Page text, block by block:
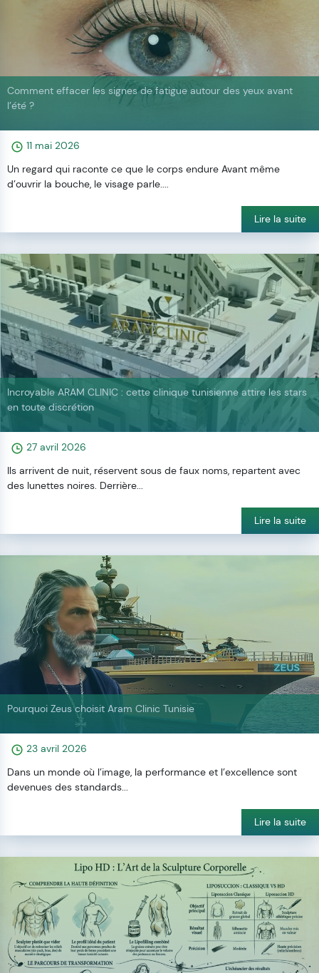
11 mai 2026
Comment effacer les signes de fatigue autour des yeux avant
l’été ?
Un regard qui raconte ce que le corps endure Avant même
d’ouvrir la bouche, le visage parle....
Lire la suite
27 avril 2026
Incroyable ARAM CLINIC : cette clinique tunisienne attire les stars
en toute discrétion
Ils arrivent de nuit, réservent sous de faux noms, repartent avec
des lunettes noires. Derrière...
Lire la suite
23 avril 2026
Pourquoi Zeus choisit Aram Clinic Tunisie
Dans un monde où l’image, la performance et l’excellence sont
devenues des standards...
Lire la suite